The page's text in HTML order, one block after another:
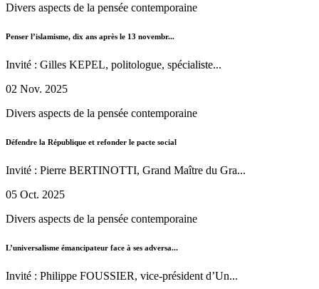
Divers aspects de la pensée contemporaine
Penser l’islamisme, dix ans après le 13 novembr...
Invité : Gilles KEPEL, politologue, spécialiste...
02 Nov. 2025
Divers aspects de la pensée contemporaine
Défendre la République et refonder le pacte social
Invité : Pierre BERTINOTTI, Grand Maître du Gra...
05 Oct. 2025
Divers aspects de la pensée contemporaine
L’universalisme émancipateur face à ses adversa...
Invité : Philippe FOUSSIER, vice-président d’Un...